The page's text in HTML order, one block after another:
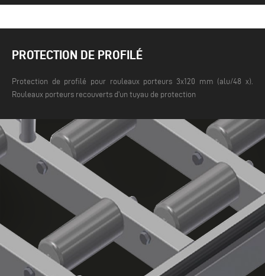
PROTECTION DE PROFILÉ
Protection de profilé pour rouleaux porteurs 3x120 mm (alu/48 x).
Rouleaux porteurs recouverts d'un tuyau de protection